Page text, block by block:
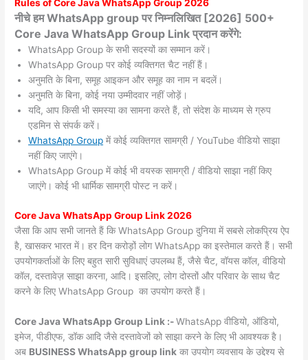
Rules of Core Java WhatsApp Group 2026
नीचे हम WhatsApp group पर निम्नलिखित [2026] 500+
Core Java WhatsApp Group Link प्रदान करेंगे:
WhatsApp Group के सभी सदस्यों का सम्मान करें।
WhatsApp Group पर कोई व्यक्तिगत चैट नहीं हैं।
अनुमति के बिना, समूह आइकन और समूह का नाम न बदलें।
अनुमति के बिना, कोई नया उम्मीदवार नहीं जोड़ें।
यदि, आप किसी भी समस्या का सामना करते हैं, तो संदेश के माध्यम से ग्रुप
एडमिन से संपर्क करें।
WhatsApp Group में कोई व्यक्तिगत सामग्री / YouTube वीडियो साझा
नहीं किए जाएंगे।
WhatsApp Group में कोई भी वयस्क सामग्री / वीडियो साझा नहीं किए
जाएंगे। कोई भी धार्मिक सामग्री पोस्ट न करें।
Core Java WhatsApp Group Link 2026
जैसा कि आप सभी जानते हैं कि WhatsApp Group दुनिया में सबसे लोकप्रिय ऐप
है, खासकर भारत में। हर दिन करोड़ों लोग WhatsApp का इस्तेमाल करते हैं। सभी
उपयोगकर्ताओं के लिए बहुत सारी सुविधाएं उपलब्ध हैं, जैसे चैट, वॉयस कॉल, वीडियो
कॉल, दस्तावेज़ साझा करना, आदि। इसलिए, लोग दोस्तों और परिवार के साथ चैट
करने के लिए WhatsApp Group का उपयोग करते हैं।
Core Java WhatsApp Group Link :-WhatsApp वीडियो, ऑडियो,
इमेज, पीडीएफ, डॉक आदि जैसे दस्तावेजों को साझा करने के लिए भी आवश्यक है।
अब BUSINESS WhatsApp group link का उपयोग व्यवसाय के उद्देश्य से